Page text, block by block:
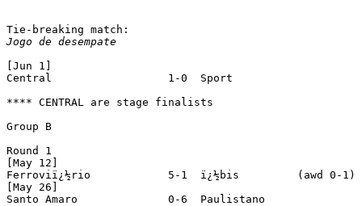
Jogo de desempate
[Jun 1]
Central			 1-0  Sport
**** CENTRAL are stage finalists
Group B
Round 1
[May 12]
Ferroviï¿½rio		 5-1  ï¿½bis	     (awd 0-1)  (prel. Sport x Central)
[May 26]
Santo Amaro		 0-6  Paulistano		(prel. Nï¿½utico x Sport)